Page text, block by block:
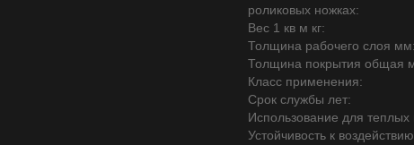
роликовых ножках:
Вес 1 кв м кг:
Толщина рабочего слоя
Толщина покрытия общая
Класс применения:
Срок службы лет:
Использование для теплых
Устойчивость к